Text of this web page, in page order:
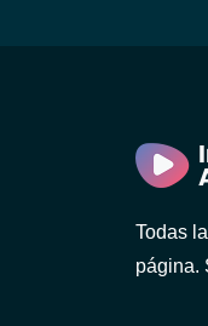
Todas
página.